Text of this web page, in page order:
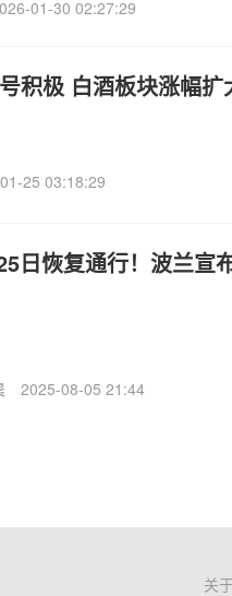
01-30 02:27:29
积极 白酒板块涨幅扩
25 03:18:29
日恢复通行！波兰宣
2025-08-05 21:44
关